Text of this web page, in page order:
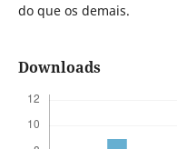
do que os demais.
Downloads